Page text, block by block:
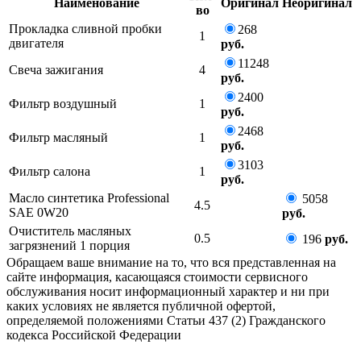
во
Прокладка сливной пробки
двигателя
1
268
руб.
Свеча зажигания
4
11248
руб.
Фильтр воздушный
1
2400
руб.
Фильтр масляный
1
2468
руб.
Фильтр салона
1
3103
руб.
Масло синтетика Professional
SAE 0W20
4.5
5058
руб.
Очиститель масляных
загрязнений 1 порция
0.5 196 руб.
Обращаем ваше внимание на то, что вся представленная на
сайте информация, касающаяся стоимости сервисного
обслуживания носит информационный характер и ни при
каких условиях не является публичной офертой,
определяемой положениями Статьи 437 (2) Гражданского
кодекса Российской Федерации